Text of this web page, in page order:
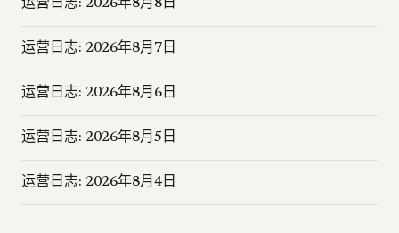
运营日志: 2026年8月8日
运营日志: 2026年8月7日
运营日志: 2026年8月6日
运营日志: 2026年8月5日
运营日志: 2026年8月4日